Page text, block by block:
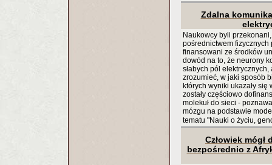
Zdalna
Naukowcy byli
pośrednictwem fizycznych
finansowani ze środków
dowód na to, że neurony
słabych pól
zrozumieć, w jaki sposób
których wyniki ukazały
zostały częściowo
molekuł do sieci -
mózgu na podstawie
tematu "Nauki o życiu,
Człowiek mógł
bezpośrednio z